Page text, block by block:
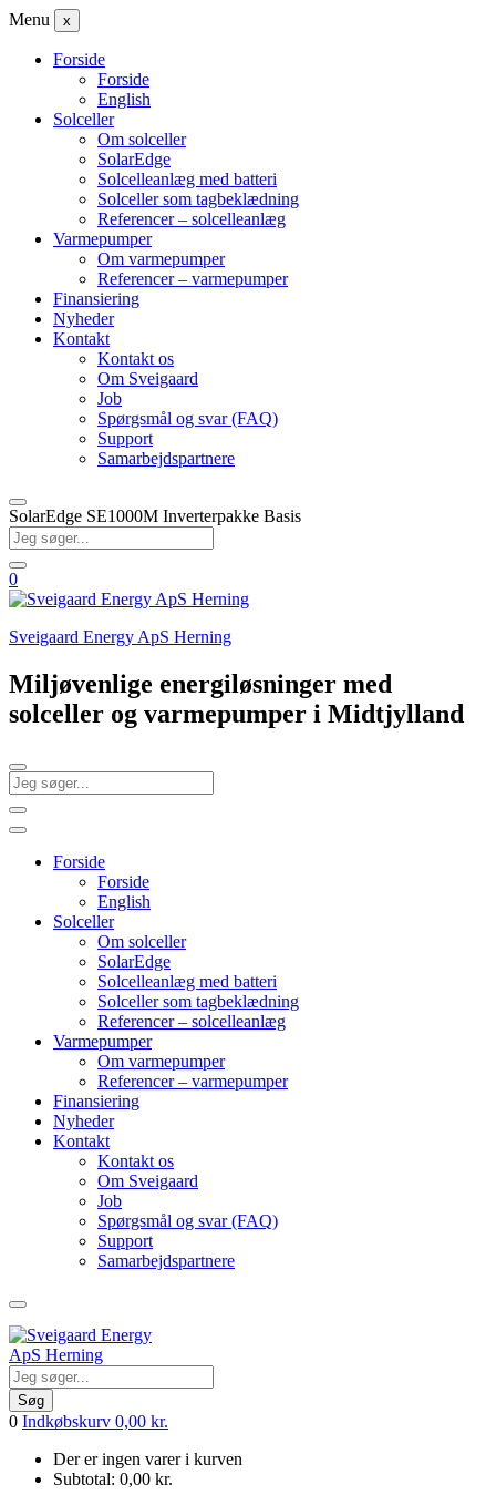
Menu x
Forside
Forside
English
Solceller
Om solceller
SolarEdge
Solcelleanlæg med batteri
Solceller som tagbeklædning
Referencer – solcelleanlæg
Varmepumper
Om varmepumper
Referencer – varmepumper
Finansiering
Nyheder
Kontakt
Kontakt os
Om Sveigaard
Job
Spørgsmål og svar (FAQ)
Support
Samarbejdspartnere
SolarEdge SE1000M Inverterpakke Basis
0
Sveigaard Energy ApS Herning
Miljøvenlige energiløsninger med
solceller og varmepumper i Midtjylland
Forside
Forside
English
Solceller
Om solceller
SolarEdge
Solcelleanlæg med batteri
Solceller som tagbeklædning
Referencer – solcelleanlæg
Varmepumper
Om varmepumper
Referencer – varmepumper
Finansiering
Nyheder
Kontakt
Kontakt os
Om Sveigaard
Job
Spørgsmål og svar (FAQ)
Support
Samarbejdspartnere
Søg
0 Indkøbskurv 0,00 kr.
Der er ingen varer i kurven
Subtotal: 0,00 kr.